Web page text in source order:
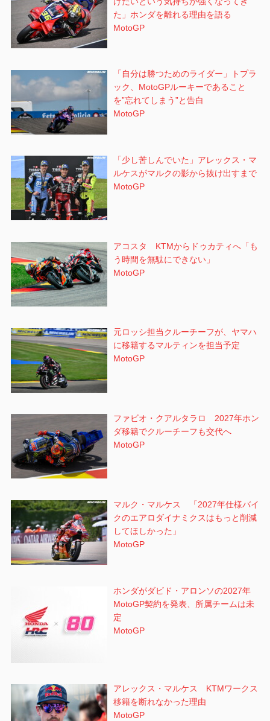
た」ホンダを離れる理由を語る
MotoGP
「自分は勝つためのライダー」トプラ
ック、MotoGPルーキーであること
を”忘れてしまう”と告白
MotoGP
「少し苦しんでいた」アレックス・マ
ルケスがマルクの影から抜け出すまで
MotoGP
アコスタ KTMからドゥカティへ「も
う時間を無駄にできない」
MotoGP
元ロッシ担当クルーチーフが、ヤマハ
に移籍するマルティンを担当予定
MotoGP
ファビオ・クアルタラロ 2027年ホン
ダ移籍でクルーチーフも交代へ
MotoGP
マルク・マルケス 「2027年仕様バイ
クのエアロダイナミクスはもっと削減
してほしかった」
MotoGP
ホンダがダビド・アロンソの2027年
MotoGP契約を発表、所属チームは未
定
MotoGP
アレックス・マルケス KTMワークス
移籍を断れなかった理由
MotoGP